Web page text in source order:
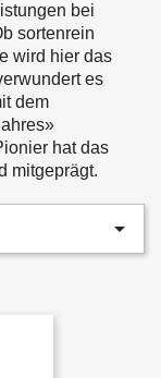
bei
sortenrein
wird hier das
es
dem
hat das
mitgeprägt.
